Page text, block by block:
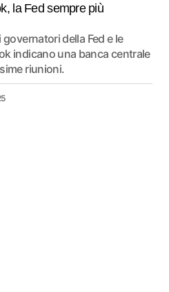
la Fed sempre più
della Fed e le
indicano una banca centrale
riunioni.